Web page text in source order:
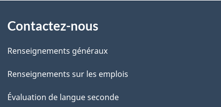
i
l
s
d
propos
de
ce
site
Contactez-nous
Renseignements généraux
Renseignements sur les emplois
Évaluation de langue seconde